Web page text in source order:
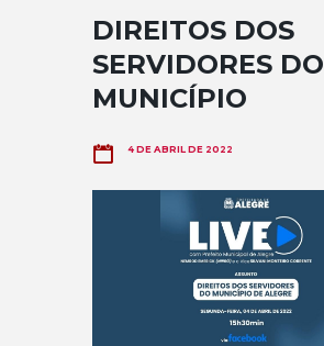
DIREITOS DOS
SERVIDORES DO
MUNICÍPIO
4 DE ABRIL DE 2022